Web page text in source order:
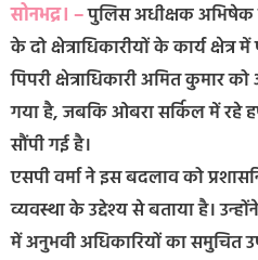
सोनभद्र। –पुलिस अधीक्षक अभिषेक
के दो क्षेत्राधिकारीयों के कार्य क्षेत्र
पिपरी क्षेत्राधिकारी अमित कुमार
गया है, जबकि ओबरा सर्किल में रहे
सौंपी गई है।
एसपी वर्मा ने इस बदलाव को
व्यवस्था के उद्देश्य से बताया है।
में अनुभवी अधिकारियों का समुचित